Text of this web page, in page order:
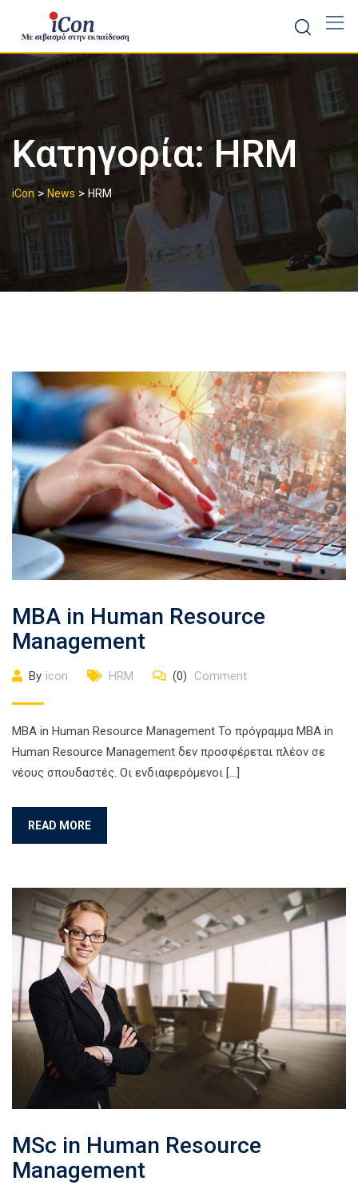
content
Κατηγορία:HRM
iCon > News > HRM
MBA in Human Resource
Management
By icon HRM (0) Comment
MBA in Human Resource Management Το πρόγραμμα ΜΒΑ in
Human Resource Management δεν προσφέρεται πλέον σε
νέους σπουδαστές. Οι ενδιαφερόμενοι […]
READ MORE
MSc in Human Resource
Management